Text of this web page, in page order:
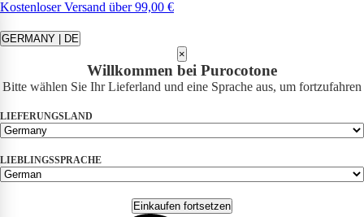
Kostenloser Versand über 99,00 €
GERMANY | DE
×
Willkommen bei Purocotone
Bitte wählen Sie Ihr Lieferland und eine Sprache aus, um fortzufahren
LIEFERUNGSLAND
LIEBLINGSSPRACHE
Einkaufen fortsetzen